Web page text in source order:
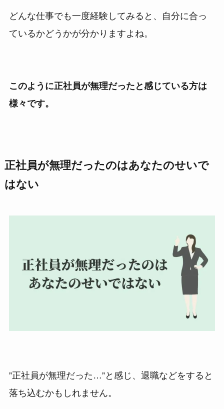
どんな仕事でも一度経験してみると、自分に合っ
ているかどうかが分かりますよね。
このように正社員が無理だったと感じている方は
様々です。
正社員が無理だったのはあなたのせいで
はない
”正社員が無理だった…”と感じ、退職などをすると
落ち込むかもしれません。